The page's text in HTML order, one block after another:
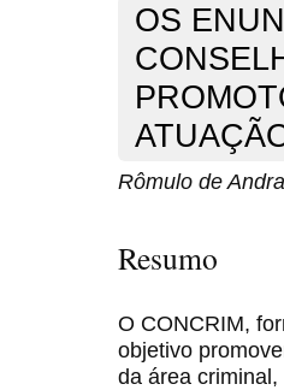
OS
Rômulo de
Resumo
O CONCRIM,
objetivo
da área